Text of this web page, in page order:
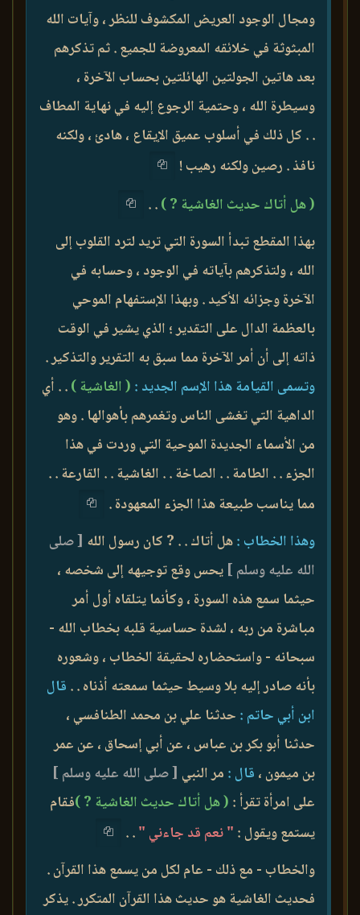
ومجال الوجود العريض المكشوف للنظر ، وآيات الله
المبثوثة في خلائقه المعروضة للجميع . ثم تذكرهم
بعد هاتين الجولتين الهائلتين بحساب الآخرة ،
وسيطرة الله ، وحتمية الرجوع إليه في نهاية المطاف
. . كل ذلك في أسلوب عميق الإيقاع ، هادئ ، ولكنه
نافذ . رصين ولكنه رهيب !
( هل أتاك حديث الغاشية ? ). .
بهذا المقطع تبدأ السورة التي تريد لترد القلوب إلى
الله ، ولتذكرهم بآياته في الوجود ، وحسابه في
الآخرة وجزائه الأكيد . وبهذا الإستفهام الموحي
بالعظمة الدال على التقدير ؛ الذي يشير في الوقت
ذاته إلى أن أمر الآخرة مما سبق به التقرير والتذكير .
وتسمى القيامة هذا الإسم الجديد : ( الغاشية ). . أي
الداهية التي تغشى الناس وتغمرهم بأهوالها . وهو
من الأسماء الجديدة الموحية التي وردت في هذا
الجزء . . الطامة . . الصاخة . . الغاشية . . القارعة . .
مما يناسب طبيعة هذا الجزء المعهودة .
وهذا الخطاب :هل أتاك . . ? كان رسول الله [ صلى
الله عليه وسلم ] يحس وقع توجيهه إلى شخصه ،
حيثما سمع هذه السورة ، وكأنما يتلقاه أول أمر
مباشرة من ربه ، لشدة حساسية قلبه بخطاب الله -
سبحانه - واستحضاره لحقيقة الخطاب ، وشعوره
بأنه صادر إليه بلا وسيط حيثما سمعته أذناه . . قال
ابن أبي حاتم : حدثنا علي بن محمد الطنافسي ،
حدثنا أبو بكر بن عباس ، عن أبي إسحاق ، عن عمر
بن ميمون ، قال : مر النبي [ صلى الله عليه وسلم ]
على امرأة تقرأ : ( هل أتاك حديث الغاشية ? )فقام
يستمع ويقول : " نعم قد جاءني ". .
والخطاب - مع ذلك - عام لكل من يسمع هذا القرآن .
فحديث الغاشية هو حديث هذا القرآن المتكرر . يذكر